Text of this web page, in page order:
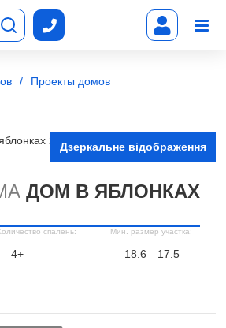
Проекты домов
Дзеркальне відображення
ДОМ В ЯБЛОНКАХ
спалень:
4+
Мин. размер участка:
18.6 17.5